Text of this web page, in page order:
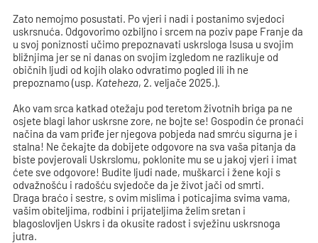
Zato nemojmo posustati. Po vjeri i nadi i postanimo svjedoci
uskrsnuća. Odgovorimo ozbiljno i srcem na poziv pape Franje da
u svoj poniznosti učimo prepoznavati uskrsloga Isusa u svojim
bližnjima jer se ni danas on svojim izgledom ne razlikuje od
običnih ljudi od kojih olako odvratimo pogled ili ih ne
prepoznamo (usp. Kateheza, 2. veljače 2025.).
Ako vam srca katkad otežaju pod teretom životnih briga pa ne
osjete blagi lahor uskrsne zore, ne bojte se! Gospodin će pronaći
načina da vam priđe jer njegova pobjeda nad smrću sigurna je i
stalna! Ne čekajte da dobijete odgovore na sva vaša pitanja da
biste povjerovali Uskrslomu, poklonite mu se u jakoj vjeri i imat
ćete sve odgovore! Budite ljudi nade, muškarci i žene koji s
odvažnošću i radošću svjedoče da je život jači od smrti.
Draga braćo i sestre, s ovim mislima i poticajima svima vama,
vašim obiteljima, rodbini i prijateljima želim sretan i
blagoslovljen Uskrs i da okusite radost i svježinu uskrsnoga
jutra.